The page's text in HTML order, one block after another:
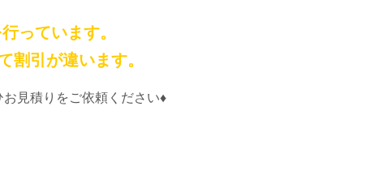
っています。
割引が違います。
見積りをご依頼ください♦